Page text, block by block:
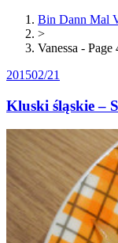
Bin Dann Mal
>
Vanessa - Page
201502/21
Kluski śląskie –